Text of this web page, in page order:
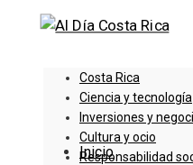
Costa Rica
Ciencia y tecnología
Inversiones y
Cultura y ocio
Responsabilidad
Inicio